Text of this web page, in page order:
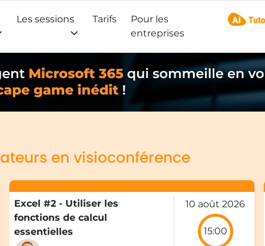
Les sessions Tarifs
Pour les
entreprises
AI Tutor
en visioconférence
Excel #2 - Utiliser les
fonctions de calcul
essentielles
10 août 2026
15:00